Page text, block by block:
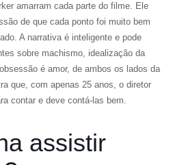
amarram cada parte do filme. Ele
de que cada ponto foi muito bem
A narrativa é inteligente e pode
sobre machismo, idealização da
é amor, de ambos os lados da
que, com apenas 25 anos, o diretor
contar e deve contá-las bem.
assistir